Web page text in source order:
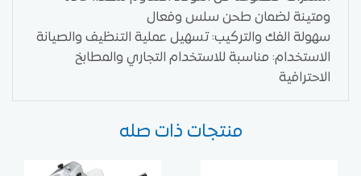
ومتينة لضمان طحن سلس وفعال
سهولة الفك والتركيب: تسهيل عملية التنظيف والصيانة
الاستخدام: مناسبة للاستخدام التجاري والمطابخ
الاحترافية
منتجات ذات صله